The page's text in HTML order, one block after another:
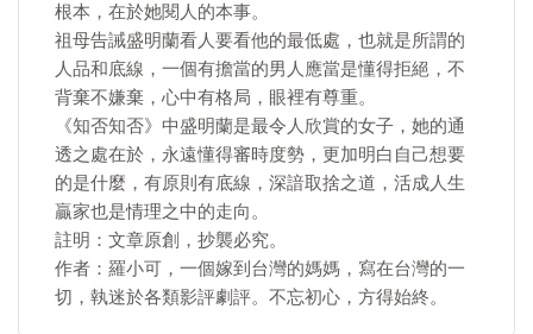
根本，在於她閱人的本事。
祖母告誡盛明蘭看人要看他的最低處，也就是所謂的
人品和底線，一個有擔當的男人應當是懂得拒絕，不
背棄不嫌棄，心中有格局，眼裡有尊重。
《知否知否》中盛明蘭是最令人欣賞的女子，她的通
透之處在於，永遠懂得審時度勢，更加明白自己想要
的是什麼，有原則有底線，深諳取捨之道，活成人生
贏家也是情理之中的走向。
註明：文章原創，抄襲必究。
作者：羅小可，一個嫁到台灣的媽媽，寫在台灣的一
切，執迷於各類影評劇評。不忘初心，方得始終。